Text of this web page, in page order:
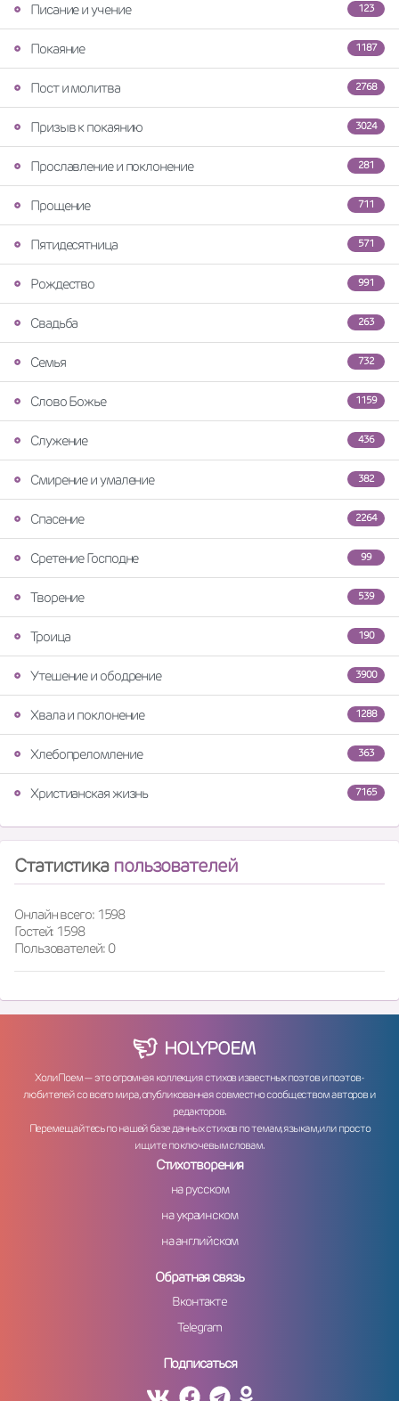
123
Писание и учение
1187
Покаяние
2768
Пост и молитва
3024
Призыв к покаянию
281
Прославление и поклонение
711
Прощение
571
Пятидесятница
991
Рождество
263
Свадьба
732
Семья
1159
Слово Божье
436
Служение
382
Смирение и умаление
2264
Спасение
99
Сретение Господне
539
Творение
190
Троица
3900
Утешение и ободрение
1288
Хвала и поклонение
363
Хлебопреломление
7165
Христианская жизнь
Статистика пользователей
Онлайн всего: 1598
Гостей: 1598
Пользователей: 0
HOLYPOEM
ХолиПоем — это огромная коллекция стихов известных поэтов и поэтов-
любителей со всего мира, опубликованная совместно сообществом авторов и
редакторов.
Перемещайтесь по нашей базе данных стихов по темам, языкам, или просто
ищите по ключевым словам.
Стихотворения
на русском
на украинском
на английском
Обратная связь
Вконтакте
Telegram
Подписаться